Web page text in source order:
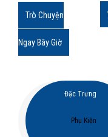
Trò Chuyện
Ngay Bây Giờ
Đặc Trưng
Phụ Kiện